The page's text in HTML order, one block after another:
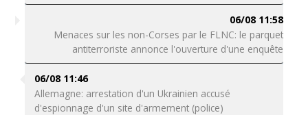
06/08 11:58
Menaces sur les non-Corses par le FLNC: le parquet
antiterroriste annonce l'ouverture d'une enquête
06/08 11:46
Allemagne: arrestation d'un Ukrainien accusé
d'espionnage d'un site d'armement (police)